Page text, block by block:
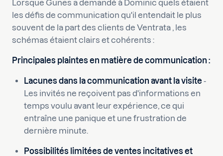
Lorsque Gunes a demandé à Dominic quels étaient
les défis de communication qu'il entendait le plus
souvent de la part des clients de Ventrata , les
schémas étaient clairs et cohérents :
Principales plaintes en matière de communication :
Lacunes dans la communication avant la visite -
Les invités ne reçoivent pas d'informations en
temps voulu avant leur expérience, ce qui
entraîne une panique et une frustration de
dernière minute.
Possibilités limitées de ventes incitatives et